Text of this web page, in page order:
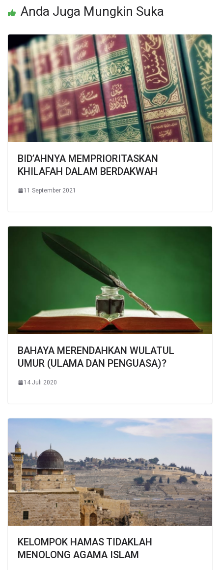
Anda Juga Mungkin Suka
BID’AHNYA MEMPRIORITASKAN
KHILAFAH DALAM BERDAKWAH
11 September 2021
BAHAYA MERENDAHKAN WULATUL
UMUR (ULAMA DAN PENGUASA)?
14 Juli 2020
KELOMPOK HAMAS TIDAKLAH
MENOLONG AGAMA ISLAM